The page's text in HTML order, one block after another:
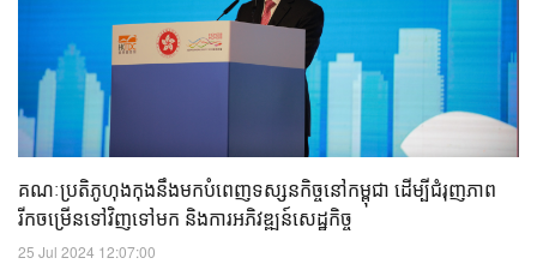
គណៈប្រតិភូហុងកុងនឹងមកបំពេញទស្សនកិច្ចនៅកម្ពុជា ដើម្បីជំរុញភាព
រីកចម្រើនទៅវិញទៅមក និងការអភិវឌ្ឍន៍សេដ្ឋកិច្ច
25 Jul 2024 12:07:00